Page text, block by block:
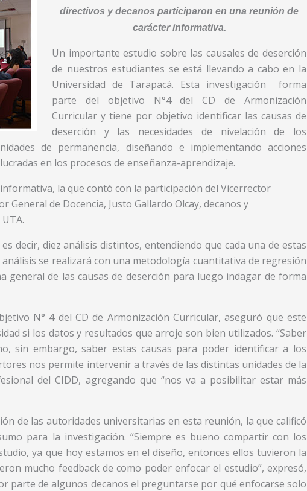
directivos y decanos participaron en una reunión de
carácter informativa.
Un importante estudio sobre las causales de deserción
de nuestros estudiantes se está llevando a cabo en la
Universidad de Tarapacá. Esta investigación forma
parte del objetivo N°4 del CD de Armonización
Curricular y tiene por objetivo identificar las causas de
deserción y las necesidades de nivelación de los
de permanencia, diseñando e implementando acciones
en los procesos de enseñanza-aprendizaje.
la que contó con la participación del Vicerrector
General de Docencia, Justo Gallardo Olcay, decanos y
decir, diez análisis distintos, entendiendo que cada una de estas
se realizará con una metodología cuantitativa de regresión
de las causas de deserción para luego indagar de forma
N° 4 del CD de Armonización Curricular, aseguró que este
si los datos y resultados que arroje son bien utilizados. “Saber
sin embargo, saber estas causas para poder identificar a los
nos permite intervenir a través de las distintas unidades de la
del CIDD, agregando que “nos va a posibilitar estar más
de las autoridades universitarias en esta reunión, la que calificó
para la investigación. “Siempre es bueno compartir con los
ya que hoy estamos en el diseño, entonces ellos tuvieron la
mucho feedback de como poder enfocar el estudio”, expresó,
parte de algunos decanos el preguntarse por qué enfocarse solo